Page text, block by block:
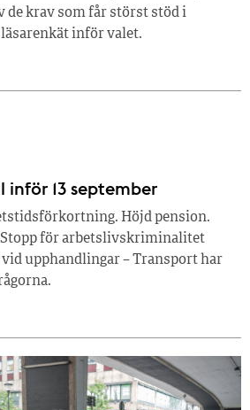
de krav som får störst stöd i
inför valet.
inför 13 september
Höjd pension.
Stopp för arbetslivskriminalitet
upphandlingar – Transport har